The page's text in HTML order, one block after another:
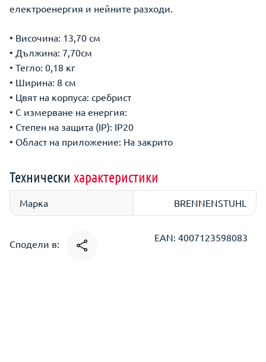
електроенергия и нейните разходи.
• Височина: 13,70 см
• Дължина: 7,70см
• Тегло: 0,18 кг
• Ширина: 8 см
• Цвят на корпуса: сребрист
• С измерване на енергия:
• Степен на защита (IP): IP20
• Област на приложение: На закрито
Технически характеристики
Марка BRENNENSTUHL
Сподели в:
EAN: 4007123598083